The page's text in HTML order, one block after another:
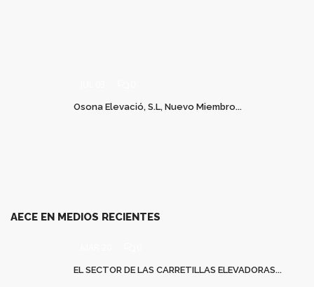
Osona Elevació, S.L, Nuevo Miembro...
AECE EN MEDIOS RECIENTES
EL SECTOR DE LAS CARRETILLAS ELEVADORAS...